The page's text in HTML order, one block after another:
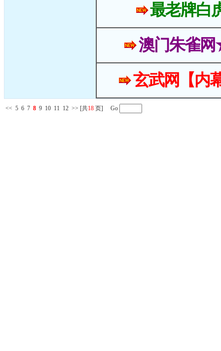
最老牌白
澳门朱雀
玄武网【内
<< 5 6 7 8 9 10 11 12 >> [共18 页] Go